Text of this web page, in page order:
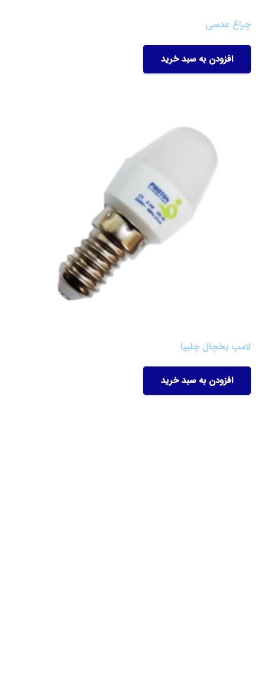
چراغ عدسی
افزودن به سبد خرید
لامپ یخچال چلیپا
افزودن به سبد خرید